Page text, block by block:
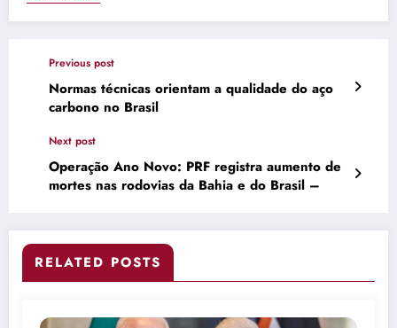
Previous post
Normas técnicas orientam a qualidade do aço
carbono no Brasil
Next post
Operação Ano Novo: PRF registra aumento de
mortes nas rodovias da Bahia e do Brasil –
RELATED POSTS